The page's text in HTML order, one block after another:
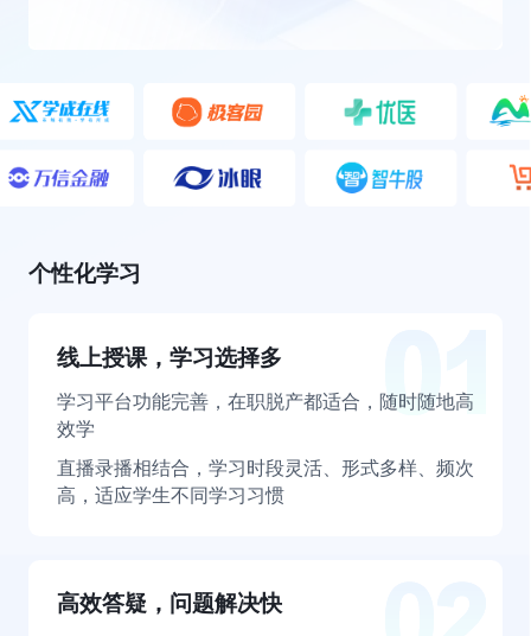
个性化学习
线上授课，学习选择多
学习平台功能完善，在职脱产都适合，随时随地高
效学
直播录播相结合，学习时段灵活、形式多样、频次
高，适应学生不同学习习惯
高效答疑，问题解决快